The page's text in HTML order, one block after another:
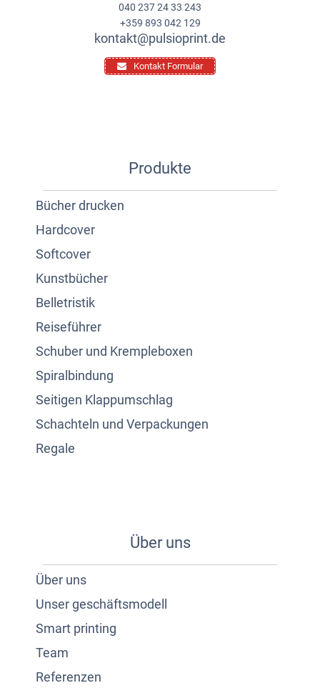
040 237 24 33 243
+359 893 042 129
kontakt@pulsioprint.de
Kontakt Formular
Produkte
Bücher drucken
Hardcover
Softcover
Kunstbücher
Belletristik
Reiseführer
Schuber und Krempleboxen
Spiralbindung
Seitigen Klappumschlag
Schachteln und Verpackungen
Regale
Über uns
Über uns
Unser geschäftsmodell
Smart printing
Team
Referenzen